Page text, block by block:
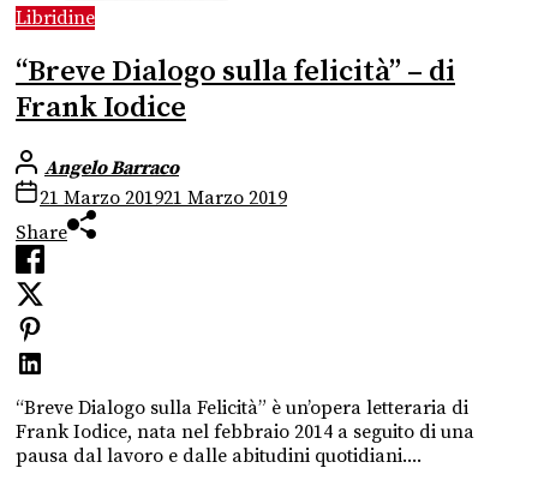
Libridine
“Breve Dialogo sulla felicità” – di
Frank Iodice
Angelo Barraco
21 Marzo 201921 Marzo 2019
Share
“Breve Dialogo sulla Felicità” è un’opera letteraria di
Frank Iodice, nata nel febbraio 2014 a seguito di una
pausa dal lavoro e dalle abitudini quotidiani....